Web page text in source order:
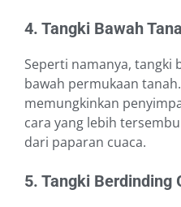
4. Tangki Bawah
Seperti namanya, tangki
bawah permukaan
memungkinkan
cara yang lebih
dari paparan cuaca.
5. Tangki Berdinding